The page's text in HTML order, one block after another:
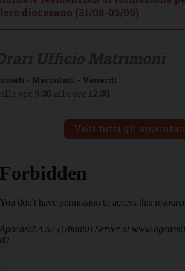
diocesano (31/08-03/09)
- Mercoledì - Venerdì
ore 9:30 alle ore 12:30
Vedi tutti gli